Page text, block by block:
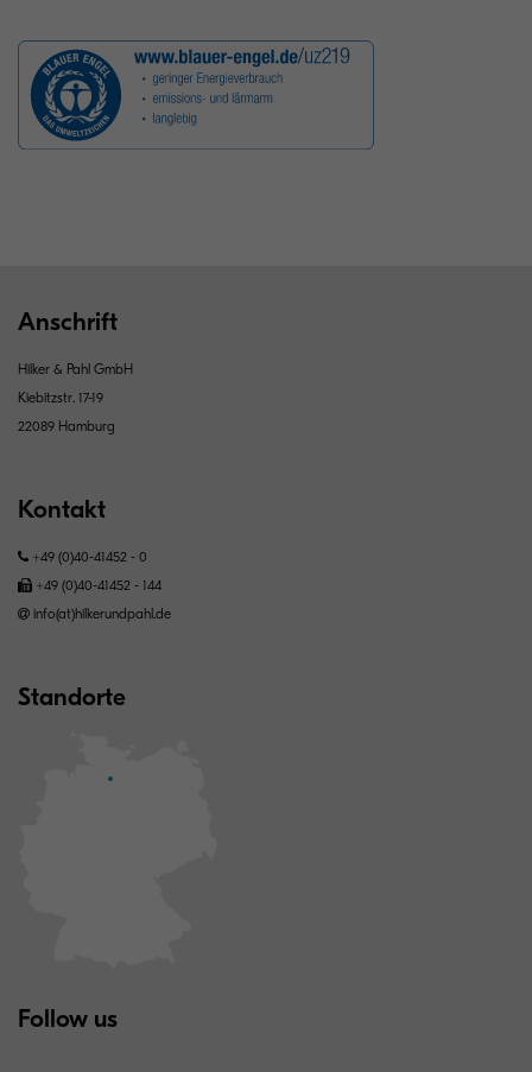
Anschrift
Hilker & Pahl GmbH
Kiebitzstr. 17-19
22089 Hamburg
Kontakt
+49 (0)40-41452 - 0
+49 (0)40-41452 - 144
info(at)hilkerundpahl.de
Standorte
Follow us